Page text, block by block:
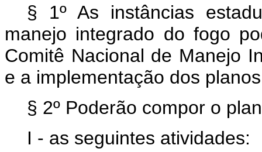
§ 1º As instâncias
manejo integrado do fogo
Comitê Nacional de Manejo
e a implementação dos
§ 2º Poderão compor o
I - as seguintes atividades: